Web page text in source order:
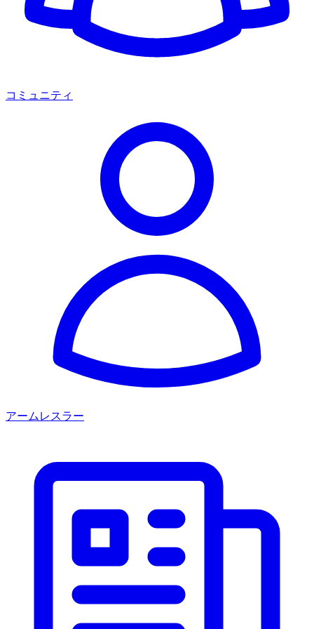
コミュニティ
アームレスラー